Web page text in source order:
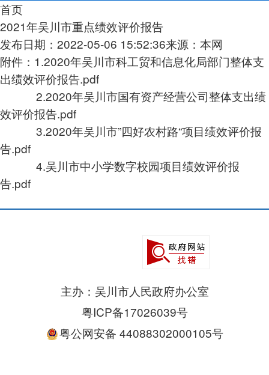
首页
2021年吴川市重点绩效评价报告
发布日期：2022-05-06 15:52:36来源：本网
附件：1.2020年吴川市科工贸和信息化局部门整体支
出绩效评价报告.pdf
2.2020年吴川市国有资产经营公司整体支出绩
效评价报告.pdf
3.2020年吴川市”四好农村路“项目绩效评价报
告.pdf
4.吴川市中小学数字校园项目绩效评价报
告.pdf
主办：吴川市人民政府办公室
粤ICP备17026039号
粤公网安备 44088302000105号